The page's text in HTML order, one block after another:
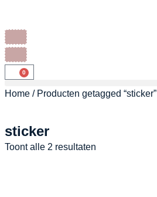
0
Home / Producten getagged “sticker”
sticker
Toont alle 2 resultaten